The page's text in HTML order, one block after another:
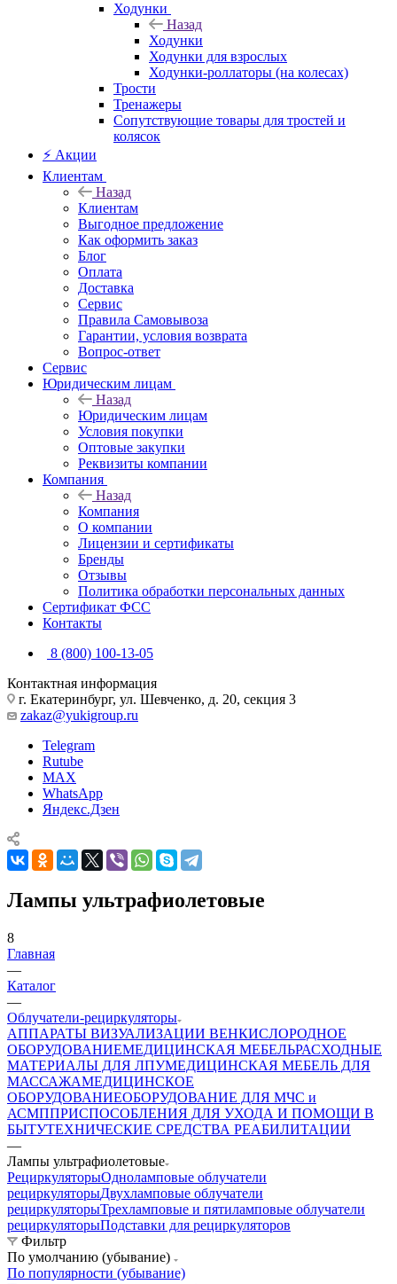
Ходунки
Назад
Ходунки
Ходунки для взрослых
Ходунки-роллаторы (на колесах)
Трости
Тренажеры
Сопутствующие товары для тростей и
колясок
⚡ Акции
Клиентам
Назад
Клиентам
Выгодное предложение
Как оформить заказ
Блог
Оплата
Доставка
Сервис
Правила Самовывоза
Гарантии, условия возврата
Вопрос-ответ
Сервис
Юридическим лицам
Назад
Юридическим лицам
Условия покупки
Оптовые закупки
Реквизиты компании
Компания
Назад
Компания
О компании
Лицензии и сертификаты
Бренды
Отзывы
Политика обработки персональных данных
Сертификат ФСС
Контакты
8 (800) 100-13-05
Контактная информация
г. Екатеринбург, ул. Шевченко, д. 20, секция 3
zakaz@yukigroup.ru
Telegram
Rutube
MAX
WhatsApp
Яндекс.Дзен
Лампы ультрафиолетовые
8
Главная
—
Каталог
—
Облучатели-рециркуляторы
АППАРАТЫ ВИЗУАЛИЗАЦИИ ВЕНКИСЛОРОДНОЕ
ОБОРУДОВАНИЕМЕДИЦИНСКАЯ МЕБЕЛЬРАСХОДНЫЕ
МАТЕРИАЛЫ ДЛЯ ЛПУМЕДИЦИНСКАЯ МЕБЕЛЬ ДЛЯ
МАССАЖАМЕДИЦИНСКОЕ
ОБОРУДОВАНИЕОБОРУДОВАНИЕ ДЛЯ МЧС и
АСМППРИСПОСОБЛЕНИЯ ДЛЯ УХОДА И ПОМОЩИ В
БЫТУТЕХНИЧЕСКИЕ СРЕДСТВА РЕАБИЛИТАЦИИ
—
Лампы ультрафиолетовые
РециркуляторыОдноламповые облучатели
рециркуляторыДвухламповые облучатели
рециркуляторыТрехламповые и пятиламповые облучатели
рециркуляторыПодставки для рециркуляторов
Фильтр
По умолчанию (убывание)
По популярности (убывание)